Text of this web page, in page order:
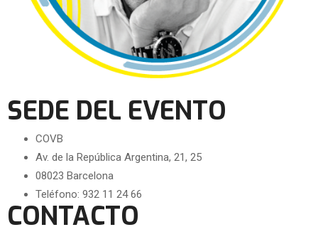
SEDE DEL EVENTO
COVB
Av. de la República Argentina, 21, 25
08023 Barcelona
Teléfono: 932 11 24 66
CONTACTO